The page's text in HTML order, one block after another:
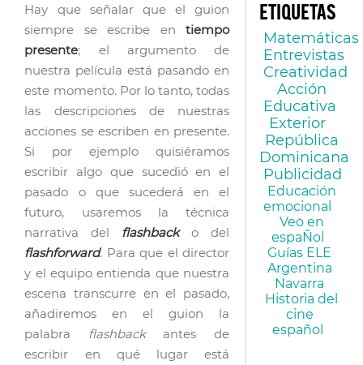
Hay que señalar que el guion
siempre se escribe en tiempo
presente; el argumento de
nuestra película está pasando en
este momento. Por lo tanto, todas
las descripciones de nuestras
acciones se escriben en presente.
Si por ejemplo quisiéramos
escribir algo que sucedió en el
pasado o que sucederá en el
futuro, usaremos la técnica
narrativa del flashbacko del
flashforward. Para que el director
y el equipo entienda que nuestra
escena transcurre en el pasado,
añadiremos en el guion la
palabra
flashbackantes de
escribir en qué lugar está
ETIQUETAS
Matemáticas
Entrevistas
Creatividad
Acción
Educativa
Exterior
República
Dominicana
Publicidad
Educación
emocional
Veo en
espaÑol
Guías ELE
Argentina
Navarra
Historia del
cine
español